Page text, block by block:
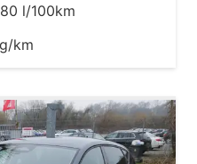
l/100km
km